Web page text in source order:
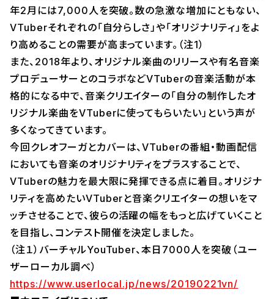
年2月には7,000人を突破。数の急激な増加にともない、
VTuberそれぞれの「自分らしさ」や「オリジナリティ」をよ
り高めることの需要が高まっています。（注1）
また、2018年より、オリジナル楽曲のリリースや有名音楽
プロデューサーとのコラボなどVTuberの音楽活動が本
格的になる中で、音楽クリエイターの「自分の制作したオ
リジナル楽曲をVTuberに使ってもらいたい」という声が
多くなってきています。
今回クレオフーガとカバーは、VTuberの番組・動画配信
においても音楽のオリジナリティをプラスすることで、
VTuberの魅力を最大限に発揮できる点に着目。オリジナ
リティを高めたいVTuberと音楽クリエイターの想いをマ
ッチさせることで、彼らの活躍の幅をもっと広げていくこと
を目指し、コンテスト開催を決定しました。
（注１）バーチャルYouTuber、本日7000人を突破（ユー
ザーローカル調べ）
https://www.userlocal.jp/news/20190221vn/